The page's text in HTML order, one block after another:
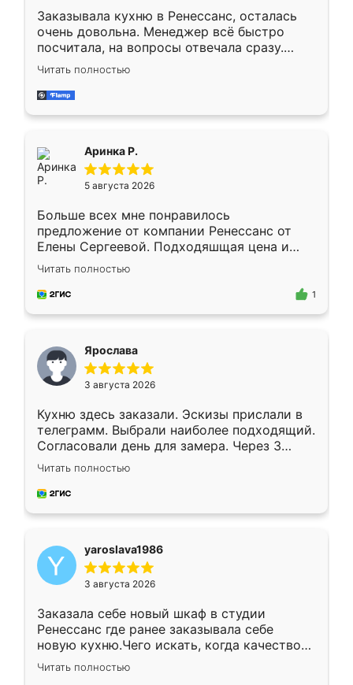
Заказывала кухню в Ренессанс, осталась
очень довольна. Менеджер всё быстро
посчитала, на вопросы отвечала сразу.
Замерщик приехал в субботу, подошёл к
делу со всей ответственностью. Собрали
за день, ребята работали аккуратно, даже
Читать полностью
Аринка Р.
5 августа 2026
Больше всех мне понравилось
предложение от компании Ренессанс от
Елены Сергеевой. Подходяшщая цена и
короткие сроки изготовления. Приехавший
для замера сотрудник Владислав
предложил по моему эскизу самый
Читать полностью
1
Ярослава
3 августа 2026
Кухню здесь заказали. Эскизы прислали в
телеграмм. Выбрали наиболее подходящий.
Согласовали день для замера. Через 3
недели кухня была уже готова. Остались
довольны работой. Спасибо Ренессанс
мебель за качественную работу!
Читать полностью
yaroslava1986
3 августа 2026
Заказала себе новый шкаф в студии
Ренессанс где ранее заказывала себе
новую кухню.Чего искать, когда качеством
вполне довольна. Служит кухня уже почти
два года, нареканий нет.
Читать полностью